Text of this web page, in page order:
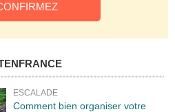
ESCALADE
Comment bien organiser votre